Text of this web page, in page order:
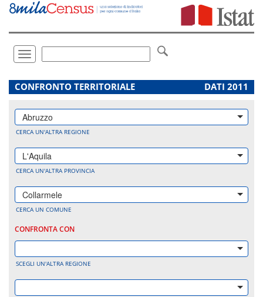
Vai
direttamente
Toggle
navigation
.
CONFRONTO TERRITORIALE DATI 2011
Abruzzo
CERCA UN'ALTRA REGIONE
L'Aquila
CERCA UN'ALTRA PROVINCIA
Collarmele
CERCA UN COMUNE
CONFRONTA CON
SCEGLI UN'ALTRA REGIONE